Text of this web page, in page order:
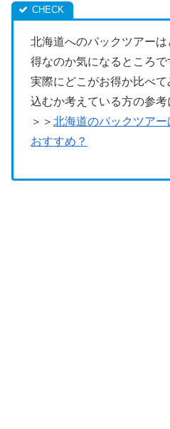
北海道へのパックツアー
得なのか気になるところで
実際にどこがお得か比べ
込むか考えている方の参考
＞＞ 北海道のパックツア
おすすめ？